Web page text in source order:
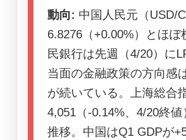
動向: 中国人民元（USD/
6.8276（+0.00%）とほぼ
民銀行は先週（4/20）に
当面の金融政策の方向感
が続いている。上海総合
4,051（-0.14%、4/20終
推移。中国はQ1 GDPが